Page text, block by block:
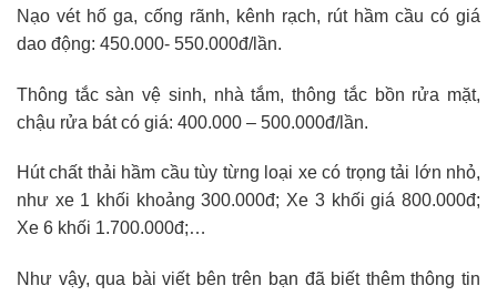
Nạo vét hố ga, cống rãnh, kênh rạch, rút hầm cầu có giá
dao động: 450.000- 550.000đ/lần.
Thông tắc sàn vệ sinh, nhà tắm, thông tắc bồn rửa mặt,
chậu rửa bát có giá: 400.000 – 500.000đ/lần.
Hút chất thải hầm cầu tùy từng loại xe có trọng tải lớn nhỏ,
như xe 1 khối khoảng 300.000đ; Xe 3 khối giá 800.000đ;
Xe 6 khối 1.700.000đ;…
Như vậy, qua bài viết bên trên bạn đã biết thêm thông tin